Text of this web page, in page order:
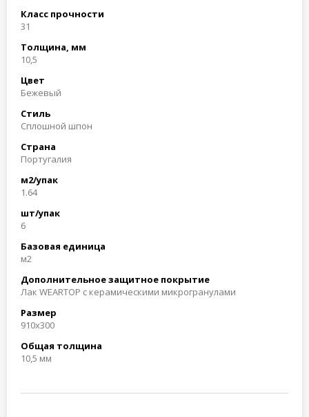
Класс прочности
31
Толщина, мм
10,5
Цвет
Бежевый
Стиль
Сплошной шпон
Страна
Португалия
м2/упак
1.64
шт/упак
6
Базовая единица
м2
Дополнительное защитное покрытие
Лак WEARTOP с керамическими микрогранулами
Размер
910x300
Общая толщина
10,5 мм